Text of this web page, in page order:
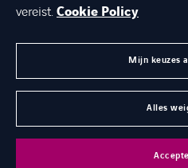
©Axians 2026
Toegankelijkheid
vereist.Cookie Policy
Mijn keuzes
Alles